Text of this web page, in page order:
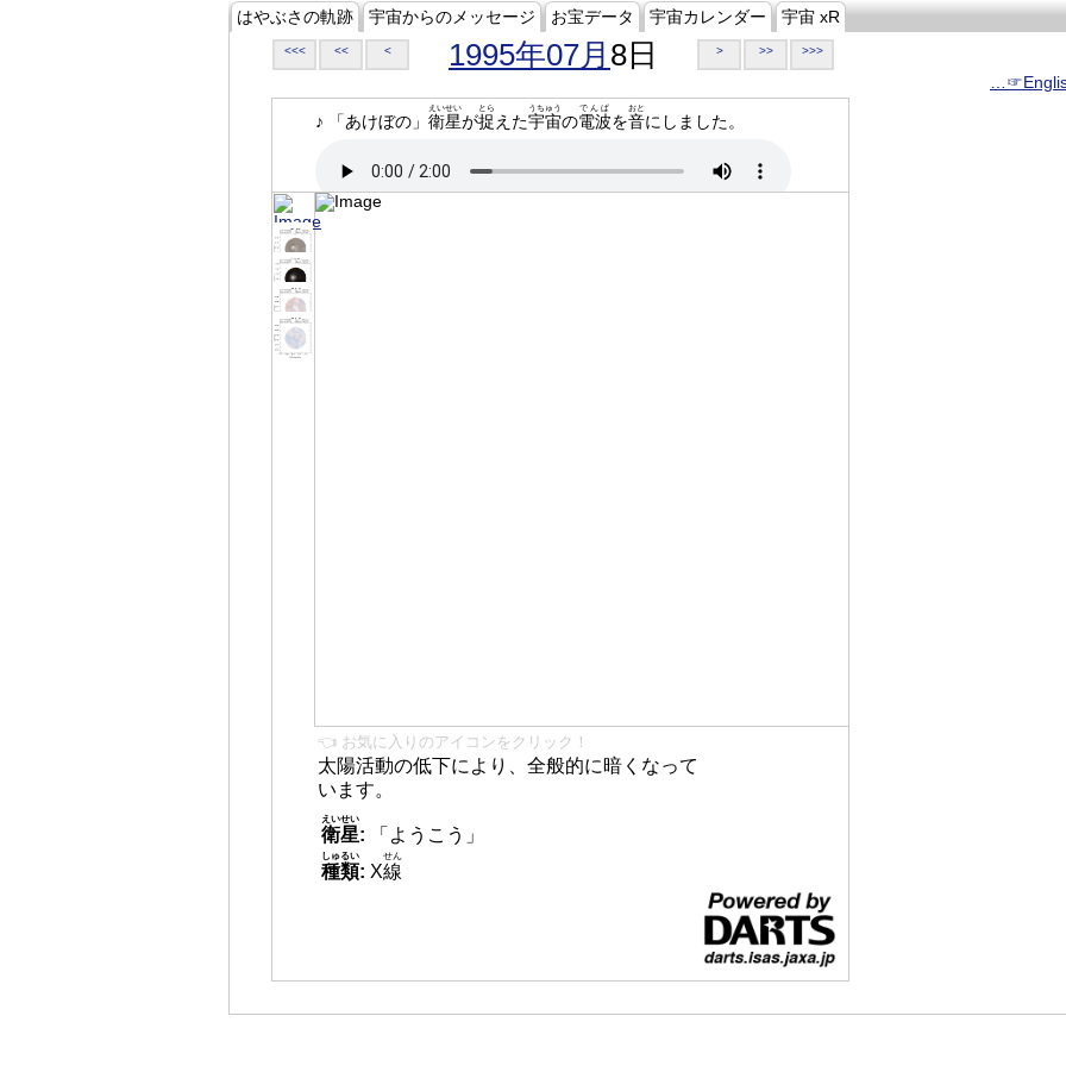
はやぶさの軌跡 宇宙からのメッセージ お宝データ 宇宙カレンダー 宇宙 xR
<<< << < 1995年07月 8日 > >> >>>
♪ 「あけぼの」 衛星
えいせい
が捉
とら
えた宇宙
うちゅう
の電波
でんぱ
を音
おと
にしました。
👈 お気に入りのアイコンをクリック！
太陽活動の低下により、全般的に暗くなって
います。
衛星
えいせい
:
「ようこう」
種類
しゅるい
: X線
せん